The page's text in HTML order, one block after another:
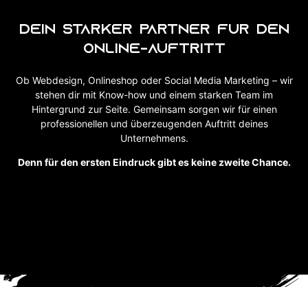
Dein starker Partner für den
Online-Auftritt
Ob Webdesign, Onlineshop oder Social Media Marketing – wir
stehen dir mit Know-how und einem starken Team im
Hintergrund zur Seite. Gemeinsam sorgen wir für einen
professionellen und überzeugenden Auftritt deines
Unternehmens.
Denn für den ersten Eindruck gibt es keine zweite Chance.